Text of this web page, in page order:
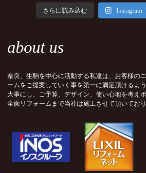
さらに読み込む Instagram
about us
奈良、生駒を中心に活動する私達は、お客様の
ームをご提案していく事を第一に満足頂けるよ
大事にし、ご予算、デザイン、使い心地を考え
全面リフォームまで当社は施工させて頂いており